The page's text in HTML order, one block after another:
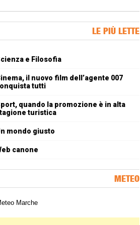
LE PIÙ LETTE
e Filosofia
il nuovo film dell’agente 007
tutti
quando la promozione è in alta
turistica
mondo giusto
canone
METEO
meteorologica delle Marche